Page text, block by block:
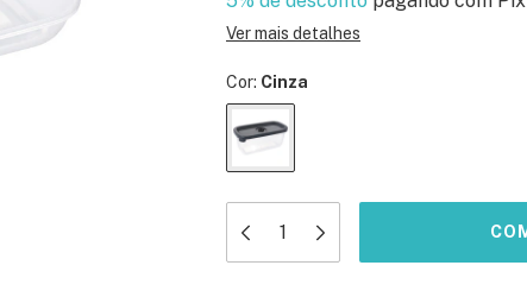
Ver mais detalhes
Cor: Cinza